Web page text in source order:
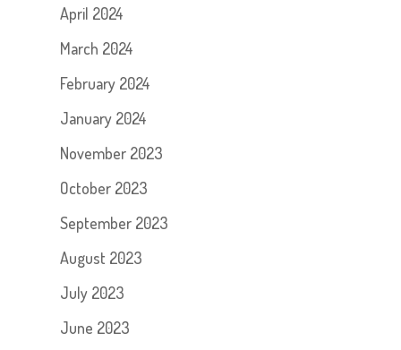
April 2024
March 2024
February 2024
January 2024
November 2023
October 2023
September 2023
August 2023
July 2023
June 2023